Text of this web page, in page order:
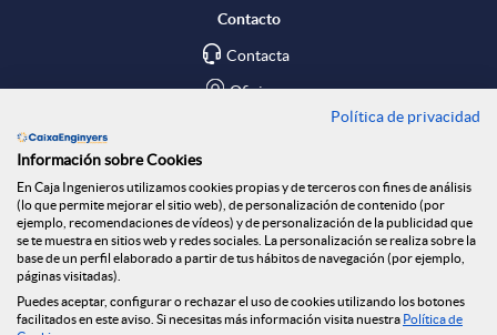
Contacto
Contacta
Oficinas
Blog
Social
Seguridad Online
Política de privacidad
Información sobre Cookies
En Caja Ingenieros utilizamos cookies propias y de terceros con fines de análisis
(lo que permite mejorar el sitio web), de personalización de contenido (por
ejemplo, recomendaciones de vídeos) y de personalización de la publicidad que
se te muestra en sitios web y redes sociales. La personalización se realiza sobre la
base de un perfil elaborado a partir de tus hábitos de navegación (por ejemplo,
páginas visitadas).
Puedes aceptar, configurar o rechazar el uso de cookies utilizando los botones
facilitados en este aviso. Si necesitas más información visita nuestra Política de